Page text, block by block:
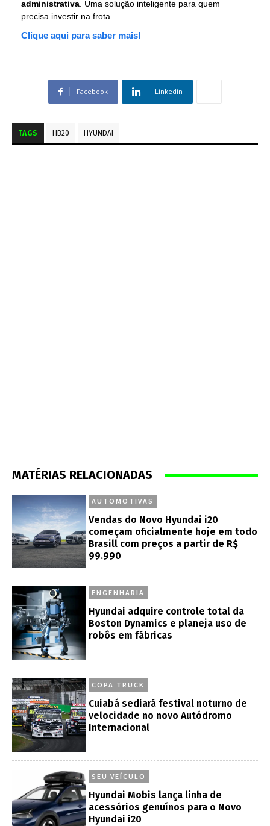
administrativa . Uma solução inteligente para quem
precisa investir na frota.
Clique aqui para saber mais!
Facebook Linkedin
TAGS HB20 HYUNDAI
MATÉRIAS RELACIONADAS
AUTOMOTIVAS
Vendas do Novo Hyundai i20
começam oficialmente hoje em todo
Brasill com preços a partir de R$
99.990
ENGENHARIA
Hyundai adquire controle total da
Boston Dynamics e planeja uso de
robôs em fábricas
COPA TRUCK
Cuiabá sediará festival noturno de
velocidade no novo Autódromo
Internacional
SEU VEÍCULO
Hyundai Mobis lança linha de
acessórios genuínos para o Novo
Hyundai i20